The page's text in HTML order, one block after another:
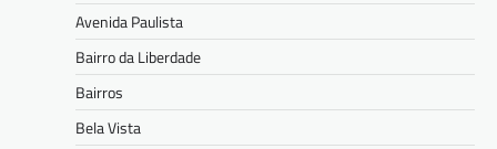
Avenida Paulista
Bairro da Liberdade
Bairros
Bela Vista